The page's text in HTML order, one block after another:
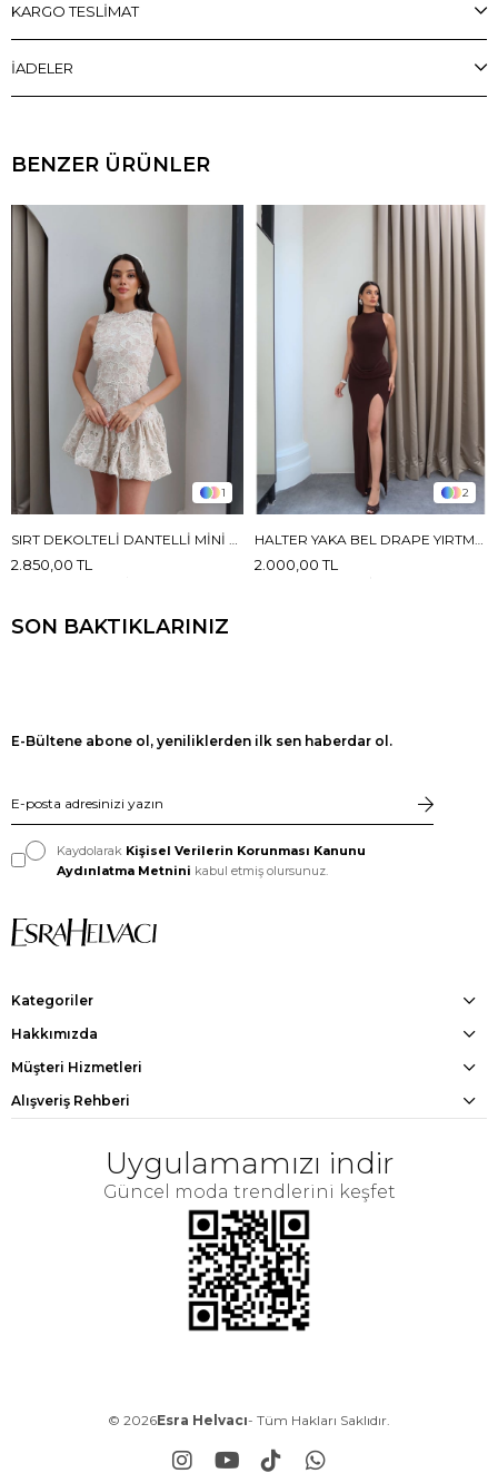
KARGO TESLİMAT
İADELER
BENZER ÜRÜNLER
1
2.850,00 TL
2
2.000,00 TL
SON BAKTIKLARINIZ
E-Bültene abone ol, yeniliklerden ilk sen haberdar ol.
Kaydolarak Kişisel Verilerin Korunması Kanunu
Aydınlatma Metnini kabul etmiş olursunuz.
Kategoriler
Hakkımızda
Müşteri Hizmetleri
Alışveriş Rehberi
Uygulamamızı indir
Güncel moda trendlerini keşfet
© 2026Esra Helvacı- Tüm Hakları Saklıdır.